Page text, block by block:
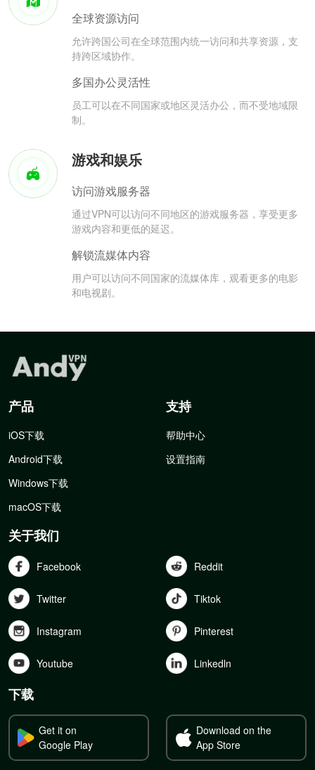
全球资源访问
允许跨国公司在全球范围内统一访问和共享资源，支
持跨区域协作。
多国办公灵活性
员工可以在不同国家或地区灵活办公，而不受地域限
制。
游戏和娱乐
访问游戏服务器
通过VPN可以访问不同地区的游戏服务器，享受更多
游戏内容和更低的延迟。
解锁流媒体内容
用户可以访问不同国家的流媒体库，观看更多的电影
和电视剧。
产品
iOS下载
Android下载
Windows下载
macOS下载
支持
帮助中心
设置指南
关于我们
Facebook Reddit
Twitter Tiktok
Instagram Pinterest
Youtube Linkedln
下载
Get it on
Google Play
Download on the
App Store